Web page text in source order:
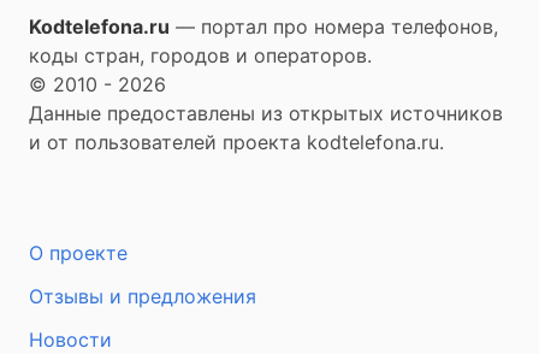
Kodtelefona.ru — портал про номера телефонов,
коды стран, городов и операторов.
© 2010 - 2026
Данные предоставлены из открытых источников
и от пользователей проекта kodtelefona.ru.
О проекте
Отзывы и предложения
Новости